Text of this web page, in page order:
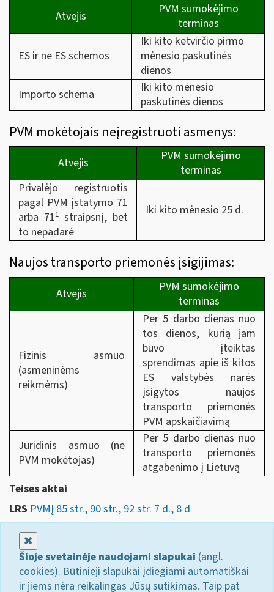
Atvejis
PVM sumokėjimo
terminas
ES ir ne ES schemos
Iki kito ketvirčio pirmo
mėnesio paskutinės
dienos
Importo schema
Iki kito mėnesio
paskutinės dienos
PVM mokėtojais neįregistruoti asmenys:
Atvejis
PVM sumokėjimo
terminas
Privalėjo registruotis
pagal PVM įstatymo 71
arba 711 straipsnį, bet
to nepadarė
Iki kito mėnesio 25 d.
Naujos transporto priemonės įsigijimas:
Atvejis
PVM sumokėjimo
terminas
Fizinis asmuo
(asmeninėms
reikmėms)
Per 5 darbo dienas nuo
tos dienos, kurią jam
buvo įteiktas
sprendimas apie iš kitos
ES valstybės narės
įsigytos naujos
transporto priemonės
PVM apskaičiavimą
Juridinis asmuo (ne
PVM mokėtojas)
Per 5 darbo dienas nuo
transporto priemonės
atgabenimo į Lietuvą
Teises aktai
LRS PVMĮ 85 str., 90 str., 92 str. 7 d., 8 d
Šioje svetainėje naudojami slapukai (angl.
cookies). Būtinieji slapukai įdiegiami automatiškai
ir jiems nėra reikalingas Jūsų sutikimas. Taip pat